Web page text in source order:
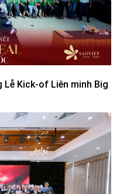
Lễ Kick-of Liên minh Big